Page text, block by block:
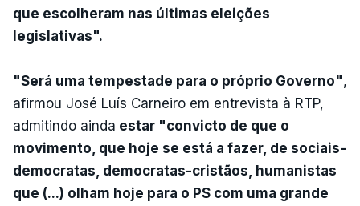
que escolheram nas últimas eleições
legislativas".
"Será uma tempestade para o próprio Governo",
afirmou José Luís Carneiro em entrevista à RTP,
admitindo ainda estar "convicto de que o
movimento, que hoje se está a fazer, de sociais-
democratas, democratas-cristãos, humanistas
que (...) olham hoje para o PS com uma grande